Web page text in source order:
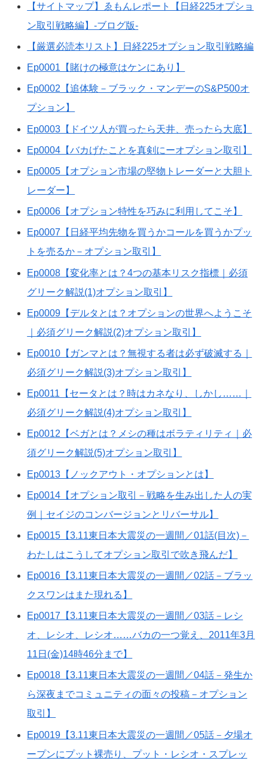
【サイトマップ】ゑもんレポート【日経225オプショ
ン取引戦略編】-ブログ版-
【厳選必読本リスト】日経225オプション取引戦略編
Ep0001【賭けの極意はケンにあり】
Ep0002【追体験－ブラック・マンデーのS&P500オ
プション】
Ep0003【ドイツ人が買ったら天井、売ったら大底】
Ep0004【バカげたことを真剣にーオプション取引】
Ep0005【オプション市場の堅物トレーダーと大胆ト
レーダー】
Ep0006【オプション特性を巧みに利用してこそ】
Ep0007【日経平均先物を買うかコールを買うかプッ
トを売るか－オプション取引】
Ep0008【変化率とは？4つの基本リスク指標｜必須
グリーク解説(1)オプション取引】
Ep0009【デルタとは？オプションの世界へようこそ
｜必須グリーク解説(2)オプション取引】
Ep0010【ガンマとは？無視する者は必ず破滅する｜
必須グリーク解説(3)オプション取引】
Ep0011【セータとは？時はカネなり、しかし……｜
必須グリーク解説(4)オプション取引】
Ep0012【ベガとは？メシの種はボラティリティ｜必
須グリーク解説(5)オプション取引】
Ep0013【ノックアウト・オプションとは】
Ep0014【オプション取引－戦略を生み出した人の実
例｜セイジのコンバージョンとリバーサル】
Ep0015【3.11東日本大震災の一週間／01話(目次)－
わたしはこうしてオプション取引で吹き飛んだ】
Ep0016【3.11東日本大震災の一週間／02話－ブラッ
クスワンはまた現れる】
Ep0017【3.11東日本大震災の一週間／03話－レシ
オ、レシオ、レシオ……バカの一つ覚え、2011年3月
11日(金)14時46分まで】
Ep0018【3.11東日本大震災の一週間／04話－発生か
ら深夜までコミュニティの面々の投稿－オプション
取引】
Ep0019【3.11東日本大震災の一週間／05話－夕場オ
ープンにプット裸売り、プット・レシオ・スプレッ